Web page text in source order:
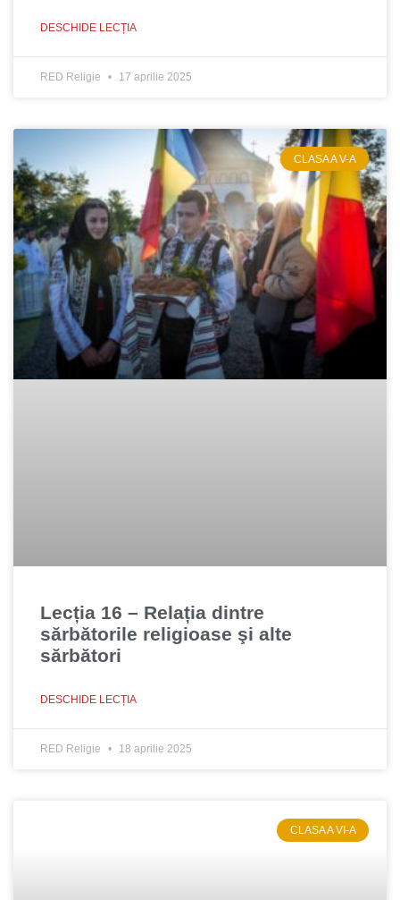
DESCHIDE LECȚIA
RED Religie 17 aprilie 2025
CLASA A V-A
Lecția 16 – Relația dintre
sărbătorile religioase şi alte
sărbători
DESCHIDE LECȚIA
RED Religie 18 aprilie 2025
CLASA A VI-A